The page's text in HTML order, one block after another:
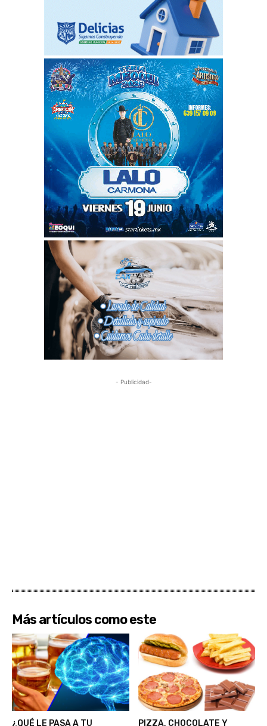
- Publicidad-
Más artículos como este
¿QUÉ LE PASA A TU PIZZA, CHOCOLATE Y